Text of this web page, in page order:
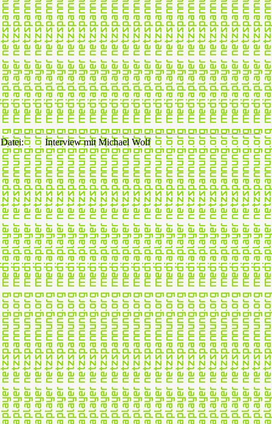
Datei: Interview mit Michael Wolf